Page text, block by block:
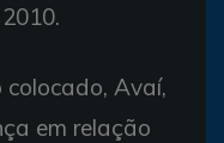
Avaí,
em relação